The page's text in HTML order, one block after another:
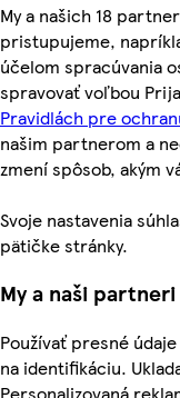
My a našich 18
pristupujeme,
účelom spracúvania
spravovať voľbou
Pravidlách pre
našim partnerom a
zmení spôsob, akým
Svoje nastavenia
pätičke stránky.
My a naši
Používať presné
na identifikáciu.